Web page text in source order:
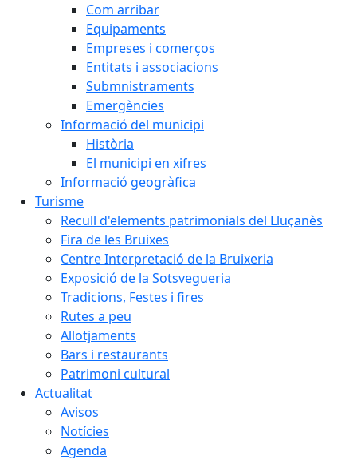
Com arribar
Equipaments
Empreses i comerços
Entitats i associacions
Submnistraments
Emergències
Informació del municipi
Història
El municipi en xifres
Informació geogràfica
Turisme
Recull d'elements patrimonials del Lluçanès
Fira de les Bruixes
Centre Interpretació de la Bruixeria
Exposició de la Sotsvegueria
Tradicions, Festes i fires
Rutes a peu
Allotjaments
Bars i restaurants
Patrimoni cultural
Actualitat
Avisos
Notícies
Agenda